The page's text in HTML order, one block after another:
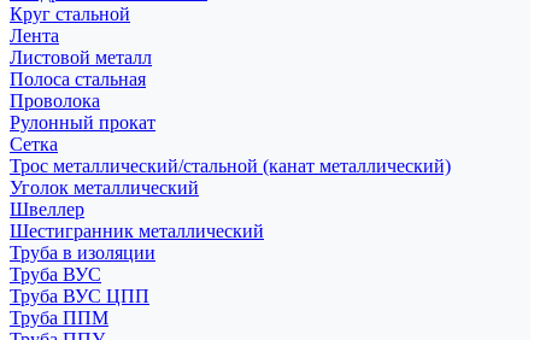
Круг стальной
Лента
Листовой металл
Полоса стальная
Проволока
Рулонный прокат
Сетка
Трос металлический/стальной (канат металлический)
Уголок металлический
Швеллер
Шестигранник металлический
Труба в изоляции
Труба ВУС
Труба ВУС ЦПП
Труба ППМ